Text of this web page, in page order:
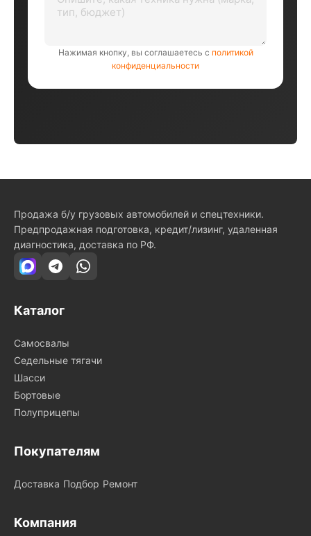
Нажимая кнопку, вы соглашаетесь с политикой
конфиденциальности
Продажа б/у грузовых автомобилей и спецтехники.
Предпродажная подготовка, кредит/лизинг, удаленная
диагностика, доставка по РФ.
Каталог
Самосвалы
Седельные тягачи
Шасси
Бортовые
Полуприцепы
Покупателям
Доставка Подбор Ремонт
Компания